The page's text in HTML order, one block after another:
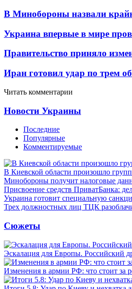
В Минобороны назвали
Украина впервые в мире
Правительство приняло
Иран готовил удар по трем
Читать комментарии
Новости Украины
Последние
Популярные
Комментируемые
В Киевской области произошло
Минобороны получит налоговые
Присвоение средств ПриватБанка:
Украина готовит специальную
Трех должностных лиц ТЦК
Сюжеты
Эскалация для Европы. Российский
Изменения в армии РФ: что стоит за